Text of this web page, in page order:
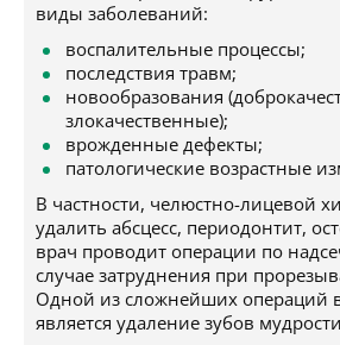
виды заболеваний:
воспалительные процессы;
последствия травм;
новообразования
злокачественные);
врожденные дефекты;
патологические возрастные
В частности, челюстно-лицевой
удалить абсцесс, периодонтит,
врач проводит операции по
случае затруднения при
Одной из сложнейших операций
является удаление зубов